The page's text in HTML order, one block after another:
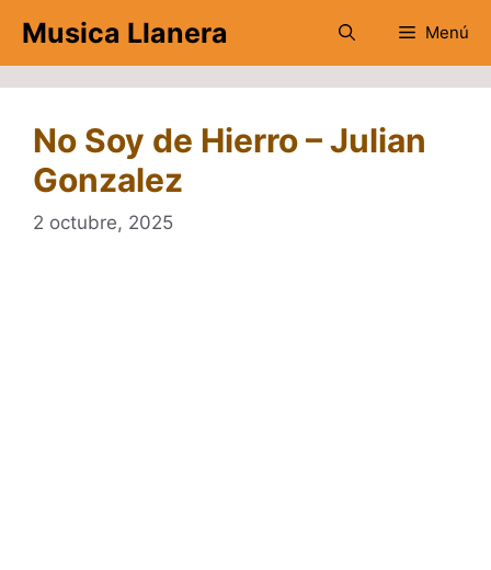
contenido
Musica Llanera Menú
No Soy de Hierro – Julian
Gonzalez
2 octubre, 2025